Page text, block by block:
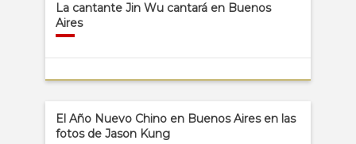
La cantante Jin Wu cantará en Buenos
Aires
El Año Nuevo Chino en Buenos Aires en las
fotos de Jason Kung